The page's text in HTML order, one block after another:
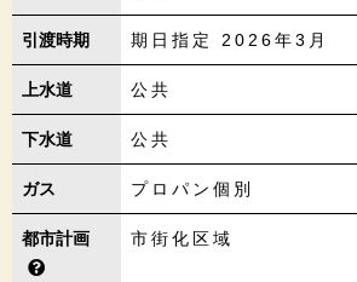
引渡時期 期日指定 2026年3月
上水道 公共
下水道 公共
ガス プロパン個別
都市計画 市街化区域